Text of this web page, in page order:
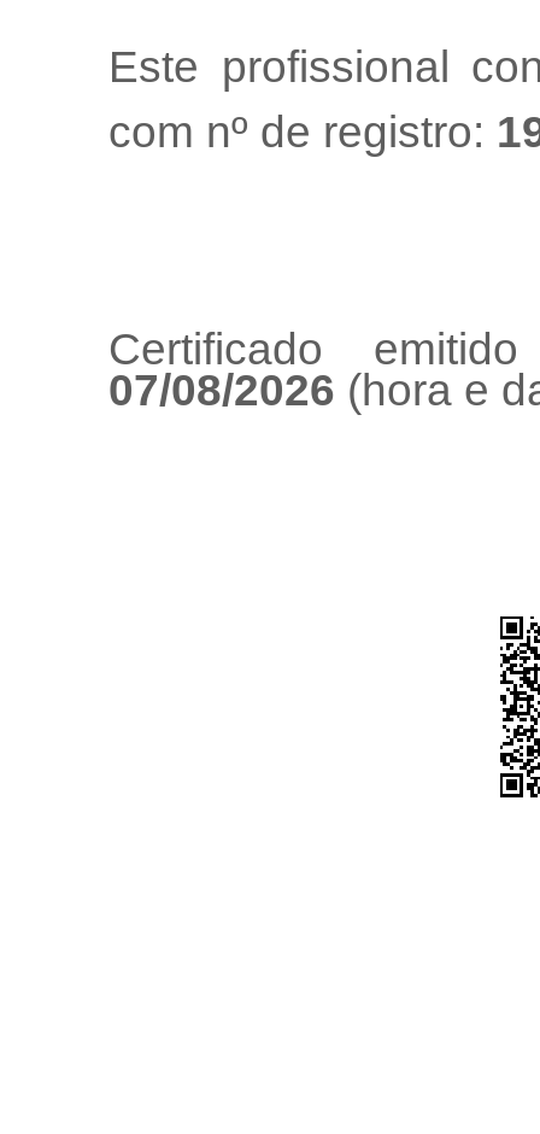
Este profissional
com nº de registro:
Certificado
07/08/2026 (hora e